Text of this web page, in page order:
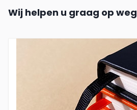
Wij helpen u graag op weg